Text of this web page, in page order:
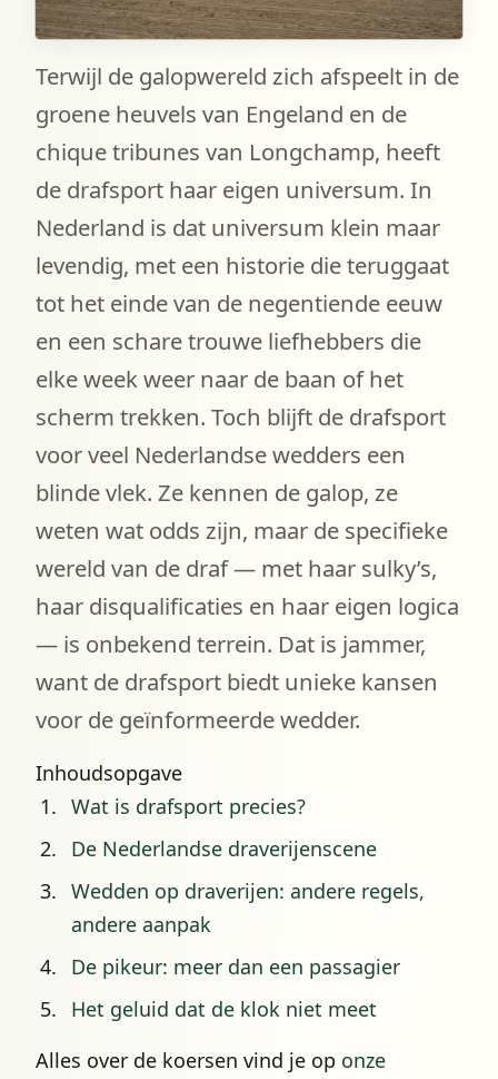
Terwijl de galopwereld zich afspeelt in de
groene heuvels van Engeland en de
chique tribunes van Longchamp, heeft
de drafsport haar eigen universum. In
Nederland is dat universum klein maar
levendig, met een historie die teruggaat
tot het einde van de negentiende eeuw
en een schare trouwe liefhebbers die
elke week weer naar de baan of het
scherm trekken. Toch blijft de drafsport
voor veel Nederlandse wedders een
blinde vlek. Ze kennen de galop, ze
weten wat odds zijn, maar de specifieke
wereld van de draf — met haar sulky’s,
haar disqualificaties en haar eigen logica
— is onbekend terrein. Dat is jammer,
want de drafsport biedt unieke kansen
voor de geïnformeerde wedder.
Inhoudsopgave
Wat is drafsport precies?
De Nederlandse draverijenscene
Wedden op draverijen: andere regels,
andere aanpak
De pikeur: meer dan een passagier
Het geluid dat de klok niet meet
Alles over de koersen vind je op onze